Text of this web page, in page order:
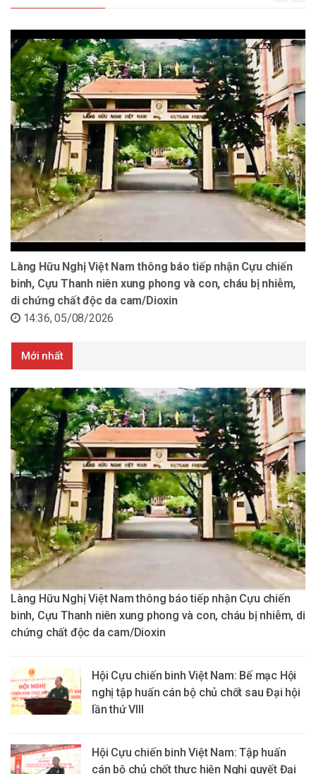
Làng Hữu Nghị Việt Nam thông báo tiếp nhận Cựu chiến
binh, Cựu Thanh niên xung phong và con, cháu bị nhiễm,
di chứng chất độc da cam/Dioxin
14:36, 05/08/2026
Mới nhất
Làng Hữu Nghị Việt Nam thông báo tiếp nhận Cựu chiến
binh, Cựu Thanh niên xung phong và con, cháu bị nhiễm, di
chứng chất độc da cam/Dioxin
Hội Cựu chiến binh Việt Nam: Bế mạc Hội
nghị tập huấn cán bộ chủ chốt sau Đại hội
lần thứ VIII
Hội Cựu chiến binh Việt Nam: Tập huấn
cán bộ chủ chốt thực hiện Nghị quyết Đại